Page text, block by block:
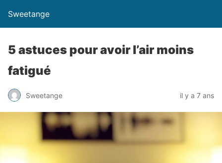
Sweetange
5 astuces pour avoir l’air moins
fatigué
Sweetange il y a 7 ans